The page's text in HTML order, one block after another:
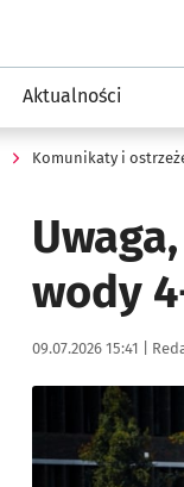
Aktualności
Komunikaty i
wody
Data publikacji:
09.07.2026 15:41 |
Kliknij, aby